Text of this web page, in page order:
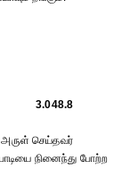
3.048.8
செய்தவர்
நினைந்து போற்ற